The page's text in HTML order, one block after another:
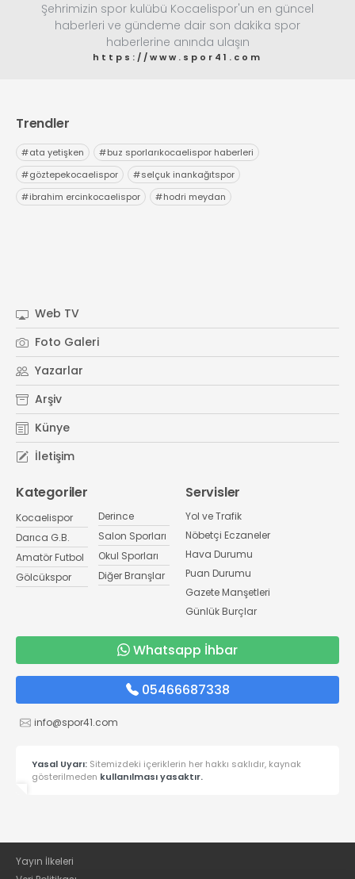
Şehrimizin spor kulübü Kocaelispor'un en güncel
haberleri ve gündeme dair son dakika spor
haberlerine anında ulaşın
https://www.spor41.com
Trendler
#ata yetişken #buz sporlarıkocaelispor haberleri
#göztepekocaelispor #selçuk inankağıtspor
#ibrahim ercinkocaelispor #hodri meydan
Web TV
Foto Galeri
Yazarlar
Arşiv
Künye
İletişim
Kategoriler
Kocaelispor
Darıca G.B.
Amatör Futbol
Gölcükspor
Derince
Salon Sporları
Okul Sporları
Diğer Branşlar
Servisler
Yol ve Trafik
Nöbetçi Eczaneler
Hava Durumu
Puan Durumu
Gazete Manşetleri
Günlük Burçlar
Whatsapp İhbar
05466687338
info@spor41.com
Yasal Uyarı: Sitemizdeki içeriklerin her hakkı saklıdır, kaynak
gösterilmeden kullanılması yasaktır.
Yayın İlkeleri